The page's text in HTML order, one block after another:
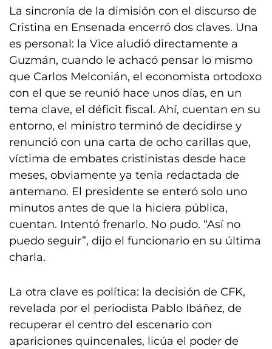
La sincronía de la dimisión con el discurso de
Cristina en Ensenada encerró dos claves. Una
es personal: la Vice aludió directamente a
Guzmán, cuando le achacó pensar lo mismo
que Carlos Melconián, el economista ortodoxo
con el que se reunió hace unos días, en un
tema clave, el déficit fiscal. Ahí, cuentan en su
entorno, el ministro terminó de decidirse y
renunció con una carta de ocho carillas que,
víctima de embates cristinistas desde hace
meses, obviamente ya tenía redactada de
antemano. El presidente se enteró solo uno
minutos antes de que la hiciera pública,
cuentan. Intentó frenarlo. No pudo. “Así no
puedo seguir”, dijo el funcionario en su última
charla.
La otra clave es política: la decisión de CFK,
revelada por el periodista Pablo Ibáñez, de
recuperar el centro del escenario con
apariciones quincenales, licúa el poder de